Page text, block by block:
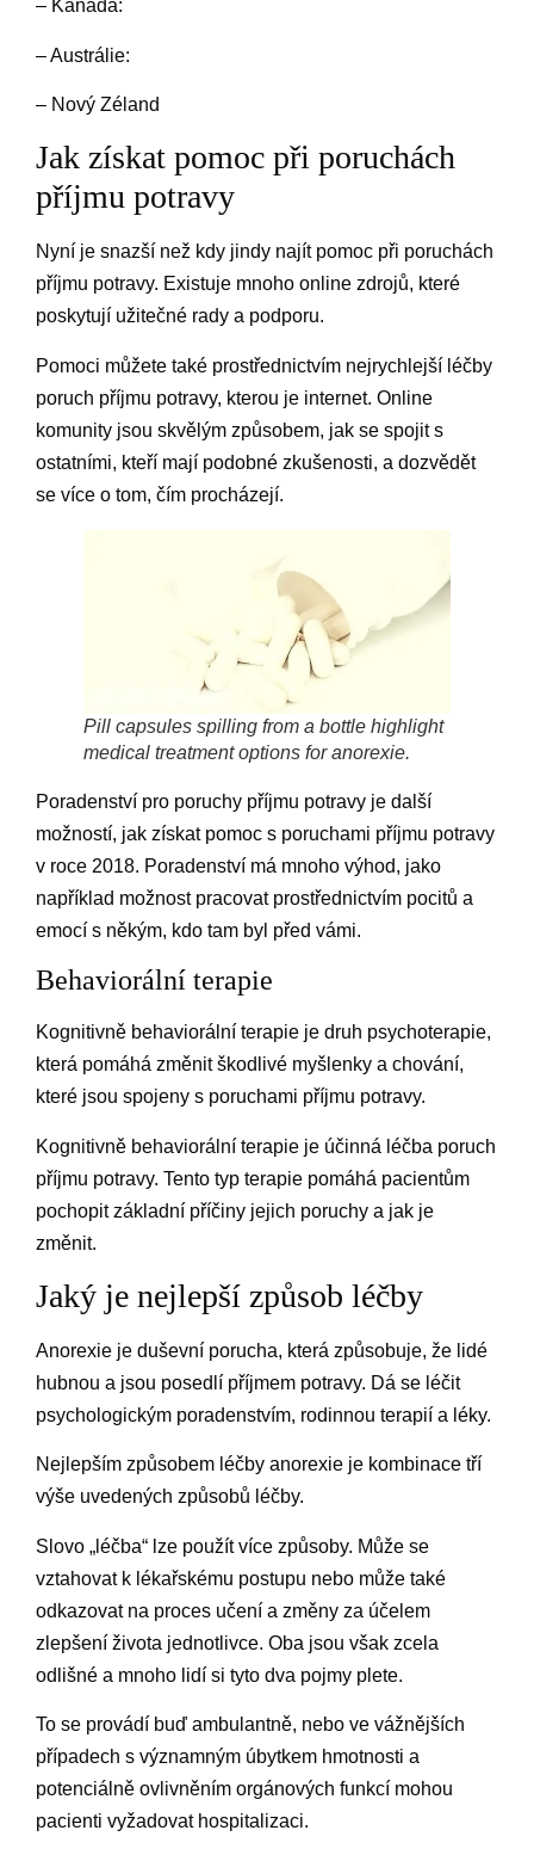
– Kanada:
– Austrálie:
– Nový Zéland
Jak získat pomoc při poruchách
příjmu potravy
Nyní je snazší než kdy jindy najít pomoc při poruchách
příjmu potravy. Existuje mnoho online zdrojů, které
poskytují užitečné rady a podporu.
Pomoci můžete také prostřednictvím nejrychlejší léčby
poruch příjmu potravy, kterou je internet. Online
komunity jsou skvělým způsobem, jak se spojit s
ostatními, kteří mají podobné zkušenosti, a dozvědět
se více o tom, čím procházejí.
Pill capsules spilling from a bottle highlight
medical treatment options for anorexie.
Poradenství pro poruchy příjmu potravy je další
možností, jak získat pomoc s poruchami příjmu potravy
v roce 2018. Poradenství má mnoho výhod, jako
například možnost pracovat prostřednictvím pocitů a
emocí s někým, kdo tam byl před vámi.
Behaviorální terapie
Kognitivně behaviorální terapie je druh psychoterapie,
která pomáhá změnit škodlivé myšlenky a chování,
které jsou spojeny s poruchami příjmu potravy.
Kognitivně behaviorální terapie je účinná léčba poruch
příjmu potravy. Tento typ terapie pomáhá pacientům
pochopit základní příčiny jejich poruchy a jak je
změnit.
Jaký je nejlepší způsob léčby
Anorexie je duševní porucha, která způsobuje, že lidé
hubnou a jsou posedlí příjmem potravy. Dá se léčit
psychologickým poradenstvím, rodinnou terapií a léky.
Nejlepším způsobem léčby anorexie je kombinace tří
výše uvedených způsobů léčby.
Slovo „léčba“ lze použít více způsoby. Může se
vztahovat k lékařskému postupu nebo může také
odkazovat na proces učení a změny za účelem
zlepšení života jednotlivce. Oba jsou však zcela
odlišné a mnoho lidí si tyto dva pojmy plete.
To se provádí buď ambulantně, nebo ve vážnějších
případech s významným úbytkem hmotnosti a
potenciálně ovlivněním orgánových funkcí mohou
pacienti vyžadovat hospitalizaci.